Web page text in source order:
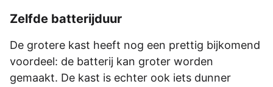
Zelfde batterijduur
De grotere kast heeft nog een prettig bijkomend
voordeel: de batterij kan groter worden
gemaakt. De kast is echter ook iets dunner